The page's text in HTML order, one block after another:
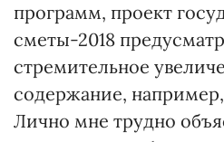
программ, проект
сметы-2018
стремительное
содержание, например,
Лично мне трудно